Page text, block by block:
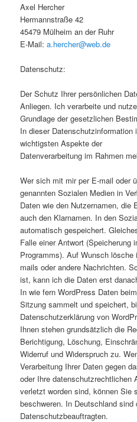
Axel Hercher
Hermannstraße 42
45479 Mülheim an der Ruhr
E-Mail:a.hercher@web.de
Datenschutz:
Der Schutz Ihrer persönlichen
Anliegen. Ich verarbeite und
Grundlage der gesetzlichen
In dieser Datenschutzinformation
wichtigsten Aspekte der
Datenverarbeitung im Rahmen
Wer sich mit mir per E-mail oder
genannten Sozialen Medien in
Daten wie den Nutzernamen, die
auch den Klarnamen. In den
automatisch gespeichert.
Falle einer Antwort (Speicherung
Programms). Auf Wunsch
mails oder andere Nachrichten.
ist, kann ich die Daten erst
In wie fern WordPress Daten
Sitzung sammelt und speichert,
Datenschutzerklärung von
Ihnen stehen grundsätzlich die
Berichtigung, Löschung,
Widerruf und Widerspruch zu.
Verarbeitung Ihrer Daten gegen
oder Ihre datenschutzrechtlichen
verletzt worden sind, können Sie
beschweren. In Deutschland
Datenschutzbeauftragten.